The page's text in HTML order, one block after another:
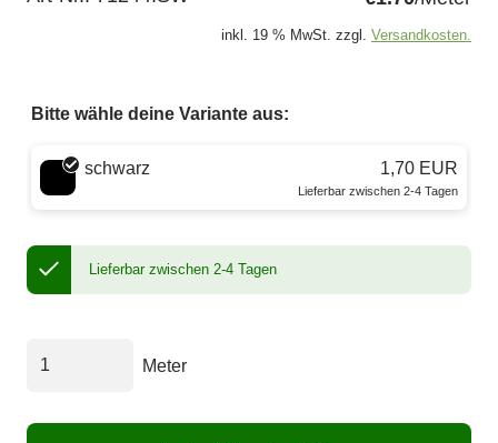
inkl. 19 % MwSt. zzgl. Versandkosten.
Bitte wähle deine Variante aus:
Wähle eine Farbe
schwarz 1,70 EUR
Lieferbar zwischen 2-4 Tagen
Lieferbar zwischen 2-4 Tagen
Meter